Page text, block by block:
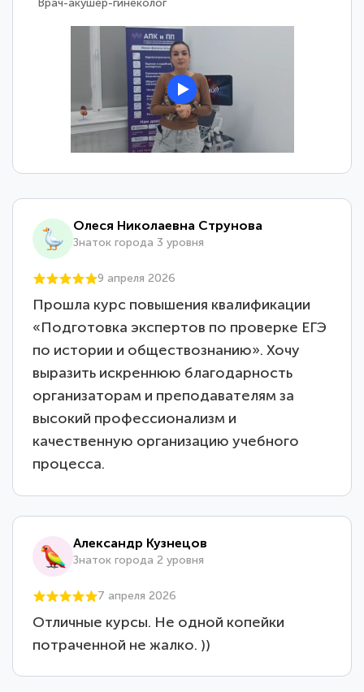
Врач-акушер-гинеколог
Олеся Николаевна Струнова
Знаток города 3 уровня
9 апреля 2026
Прошла курс повышения квалификации
«Подготовка экспертов по проверке ЕГЭ
по истории и обществознанию». Хочу
выразить искреннюю благодарность
организаторам и преподавателям за
высокий профессионализм и
качественную организацию учебного
процесса.
Александр Кузнецов
Знаток города 2 уровня
7 апреля 2026
Отличные курсы. Не одной копейки
потраченной не жалко. ))